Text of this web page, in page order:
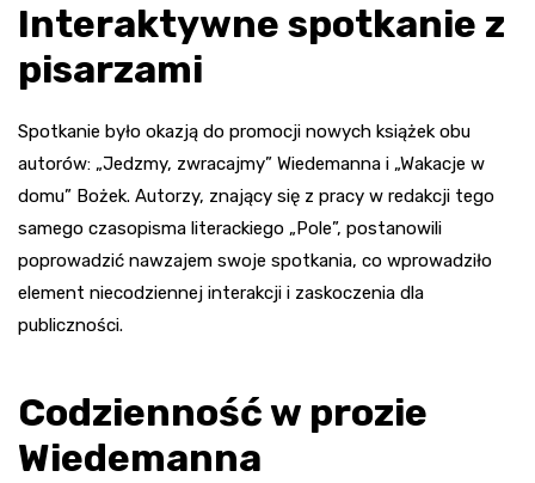
Interaktywne spotkanie z
pisarzami
Spotkanie było okazją do promocji nowych książek obu
autorów: „Jedzmy, zwracajmy” Wiedemanna i „Wakacje w
domu” Bożek. Autorzy, znający się z pracy w redakcji tego
samego czasopisma literackiego „Pole”, postanowili
poprowadzić nawzajem swoje spotkania, co wprowadziło
element niecodziennej interakcji i zaskoczenia dla
publiczności.
Codzienność w prozie
Wiedemanna